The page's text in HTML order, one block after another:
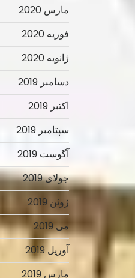
مارس 2020
فوریه 2020
ژانویه 2020
دسامبر 2019
اکتبر 2019
سپتامبر 2019
آگوست 2019
جولای 2019
ژوئن 2019
می 2019
آوریل 2019
مارس 2019